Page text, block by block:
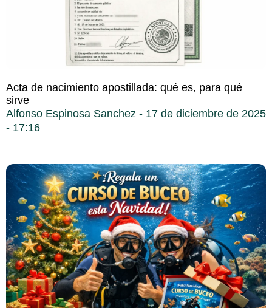
Acta de nacimiento apostillada: qué es, para qué
sirve
Alfonso Espinosa Sanchez
17 de diciembre de 2025
17:16